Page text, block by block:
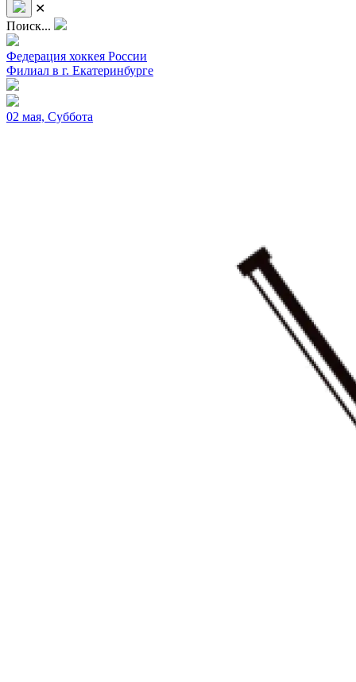
✕
Поиск...
Федерация хоккея России
Филиал в г. Екатеринбурге
02 мая, Суббота